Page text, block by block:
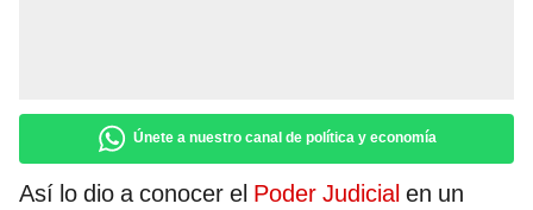
Únete a nuestro canal de política y economía
Así lo dio a conocer el Poder Judicial en un